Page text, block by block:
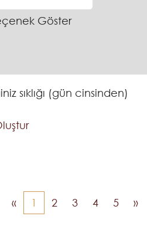
Göster
sıklığı (gün cinsinden)
« 1 2 3 4 5 »